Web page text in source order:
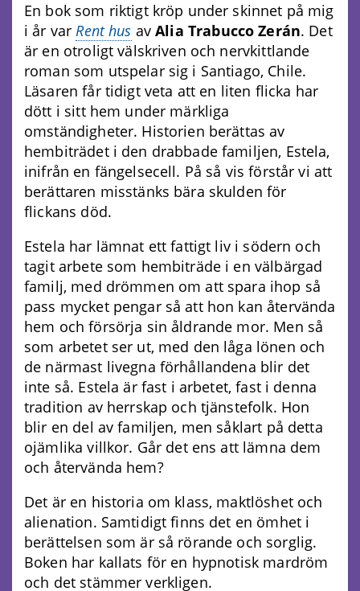
En bok som riktigt kröp under skinnet på mig
i år varRent hus avAlia Trabucco Zerán. Det
är en otroligt välskriven och nervkittlande
roman som utspelar sig i Santiago, Chile.
Läsaren får tidigt veta att en liten flicka har
dött i sitt hem under märkliga
omständigheter. Historien berättas av
hembiträdet i den drabbade familjen, Estela,
inifrån en fängelsecell. På så vis förstår vi att
berättaren misstänks bära skulden för
flickans död.
Estela har lämnat ett fattigt liv i södern och
tagit arbete som hembiträde i en välbärgad
familj, med drömmen om att spara ihop så
pass mycket pengar så att hon kan återvända
hem och försörja sin åldrande mor. Men så
som arbetet ser ut, med den låga lönen och
de närmast livegna förhållandena blir det
inte så. Estela är fast i arbetet, fast i denna
tradition av herrskap och tjänstefolk. Hon
blir en del av familjen, men såklart på detta
ojämlika villkor. Går det ens att lämna dem
och återvända hem?
Det är en historia om klass, maktlöshet och
alienation. Samtidigt finns det en ömhet i
berättelsen som är så rörande och sorglig.
Boken har kallats för en hypnotisk mardröm
och det stämmer verkligen.